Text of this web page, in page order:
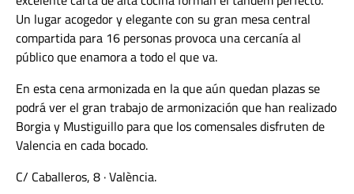
Un lugar acogedor y elegante con su gran mesa central
compartida para 16 personas provoca una cercanía al
público que enamora a todo el que va.
En esta cena armonizada en la que aún quedan plazas se
podrá ver el gran trabajo de armonización que han realizado
Borgia y Mustiguillo para que los comensales disfruten de
Valencia en cada bocado.
C/ Caballeros, 8 · València.